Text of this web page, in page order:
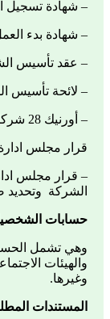
– شهادة تسجيل
– شهادة بدء
– عقد تأسيس
– لائحة تأسيس
– أورنيك 28 شركات الصادر من مسجل الشركات.
قرار مجلس
– قرار مجلس
الشركة وتحديد
حسابات
وهي تشمل
والهيئات
وغيرها.
المستندات